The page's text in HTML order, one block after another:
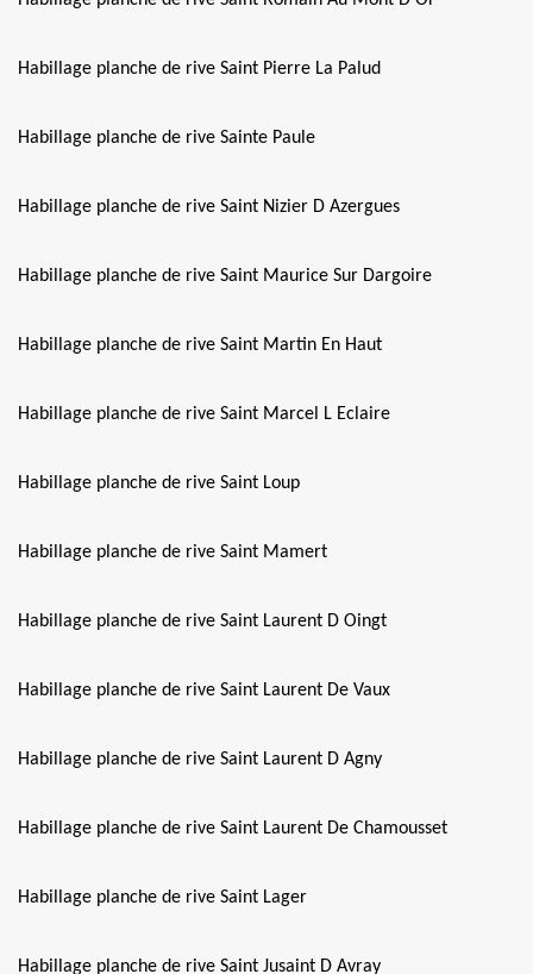
Habillage planche de rive Saint Pierre La Palud
Habillage planche de rive Sainte Paule
Habillage planche de rive Saint Nizier D Azergues
Habillage planche de rive Saint Maurice Sur Dargoire
Habillage planche de rive Saint Martin En Haut
Habillage planche de rive Saint Marcel L Eclaire
Habillage planche de rive Saint Loup
Habillage planche de rive Saint Mamert
Habillage planche de rive Saint Laurent D Oingt
Habillage planche de rive Saint Laurent De Vaux
Habillage planche de rive Saint Laurent D Agny
Habillage planche de rive Saint Laurent De Chamousset
Habillage planche de rive Saint Lager
Habillage planche de rive Saint Jusaint D Avray